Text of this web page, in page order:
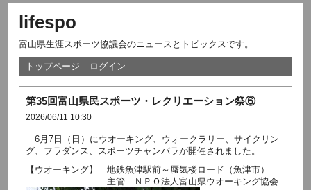
lifespo
富山県生涯スポーツ協議会のニュースとトピックスです。
トップページ ログイン
第35回富山県民スポーツ・レクリエーション祭⑥
2026/06/11 10:30
6月7日（日）にウオーキング、ウォークラリー、サイクリン
グ、フラダンス、スポーツチャンバラが開催されました。
【ウオーキング】 地鉄魚津駅前～蜃気楼ロード（魚津市）
主管 ＮＰＯ法人富山県ウオーキング協会